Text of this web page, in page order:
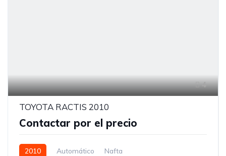
4
TOYOTA RACTIS 2010
Contactar por el precio
2010 Automático Nafta